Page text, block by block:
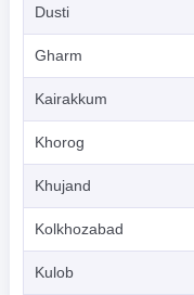
Dusti
Gharm
Kairakkum
Khorog
Khujand
Kolkhozabad
Kulob